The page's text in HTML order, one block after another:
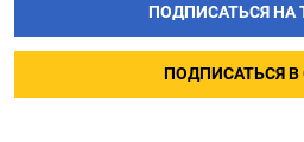
ПОДПИСАТЬСЯ НА
ПОДПИСАТЬСЯ В